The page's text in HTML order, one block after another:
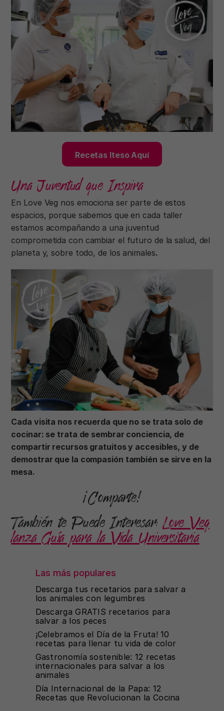
Recetas Iteso Aquí
Una Juventud que Inspira
En Love Veg nos emociona ser parte de estos
espacios, porque sabemos que en cada taller
estamos acompañando a una juventud
comprometida con cambiar el futuro de la salud, del
planeta y, sobre todo, de los animales.
Cada visita nos recuerda que no se trata solo de
cocinar: se trata de sembrar conciencia, de
compartir recursos gratuitos y accesibles, y de
demostrar que la compasión también se sirve en la
mesa.
¡Comparte!
También te Puede Interesar:Love Veg
lanza Guía para la Vida Universitaria
Las más populares
Descarga tus recetarios para salvar a
los animales con legumbres
Descarga GRATIS recetarios para
salvar a los peces
¡Celebramos el Día de la Fruta! 10
recetas para llenar tu vida de color
Gastronomía sostenible: 12 recetas
internacionales para salvar a los
animales
Día Internacional de la Papa: 12
Recetas que Revolucionan la Cocina